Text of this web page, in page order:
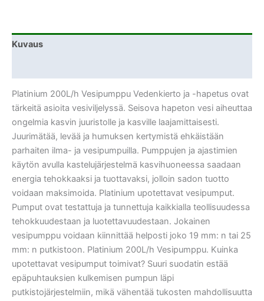
Kuvaus
Platinium 200L/h Vesipumppu Vedenkierto ja -hapetus ovat
tärkeitä asioita vesiviljelyssä. Seisova hapeton vesi aiheuttaa
ongelmia kasvin juuristolle ja kasville laajamittaisesti.
Juurimätää, levää ja humuksen kertymistä ehkäistään
parhaiten ilma- ja vesipumpuilla. Pumppujen ja ajastimien
käytön avulla kastelujärjestelmä kasvihuoneessa saadaan
energia tehokkaaksi ja tuottavaksi, jolloin sadon tuotto
voidaan maksimoida. Platinium upotettavat vesipumput.
Pumput ovat testattuja ja tunnettuja kaikkialla teollisuudessa
tehokkuudestaan ja luotettavuudestaan. Jokainen
vesipumppu voidaan kiinnittää helposti joko 19 mm: n tai 25
mm: n putkistoon. Platinium 200L/h Vesipumppu. Kuinka
upotettavat vesipumput toimivat? Suuri suodatin estää
epäpuhtauksien kulkemisen pumpun läpi
putkistojärjestelmiin, mikä vähentää tukosten mahdollisuutta